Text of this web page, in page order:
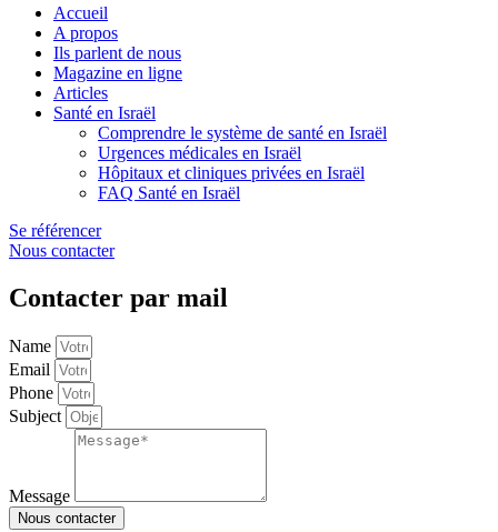
Accueil
A propos
Ils parlent de nous
Magazine en ligne
Articles
Santé en Israël
Comprendre le système de santé en Israël
Urgences médicales en Israël
Hôpitaux et cliniques privées en Israël
FAQ Santé en Israël
Se référencer
Nous contacter
Contacter par mail
Name
Email
Phone
Subject
Message
Nous contacter